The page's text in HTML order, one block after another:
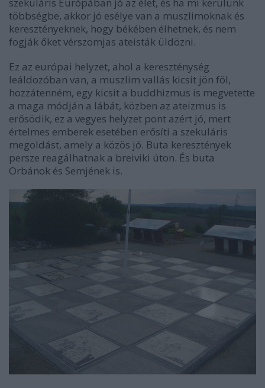
többségbe, akkor jó esélye van a muszlimoknak és
keresztényeknek, hogy békében élhetnek, és nem
fogják őket vérszomjas ateisták üldözni.
Ez az európai helyzet, ahol a kereszténység
leáldozóban van, a muszlim vallás kicsit jön föl,
hozzátenném, egy kicsit a buddhizmus is megvetette
a maga módján a lábát, közben az ateizmus is
erősödik, ez a vegyes helyzet pont azért jó, mert
értelmes emberek esetében erősíti a szekuláris
megoldást, amely a közös jó. Buta keresztények
persze reagálhatnak a breiviki úton. És buta
Orbánok és Semjének is.